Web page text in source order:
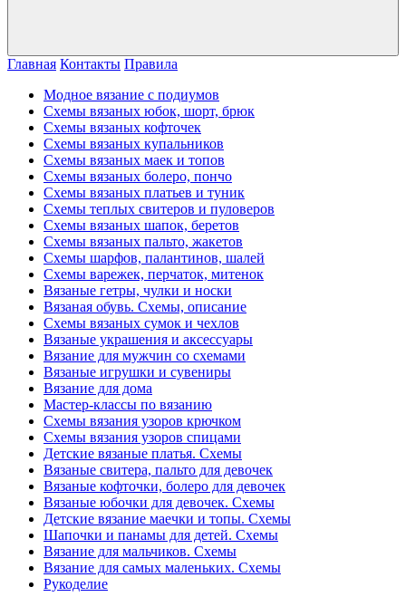
Главная Контакты Правила
Модное вязание с подиумов
Схемы вязаных юбок, шорт, брюк
Схемы вязаных кофточек
Схемы вязаных купальников
Схемы вязаных маек и топов
Схемы вязаных болеро, пончо
Схемы вязаных платьев и туник
Схемы теплых свитеров и пуловеров
Схемы вязаных шапок, беретов
Схемы вязаных пальто, жакетов
Схемы шарфов, палантинов, шалей
Схемы варежек, перчаток, митенок
Вязаные гетры, чулки и носки
Вязаная обувь. Схемы, описание
Схемы вязаных сумок и чехлов
Вязаные украшения и аксессуары
Вязание для мужчин со схемами
Вязаные игрушки и сувениры
Вязание для дома
Мастер-классы по вязанию
Схемы вязания узоров крючком
Схемы вязания узоров спицами
Детские вязаные платья. Схемы
Вязаные свитера, пальто для девочек
Вязаные кофточки, болеро для девочек
Вязаные юбочки для девочек. Схемы
Детские вязание маечки и топы. Схемы
Шапочки и панамы для детей. Схемы
Вязание для мальчиков. Схемы
Вязание для самых маленьких. Схемы
Рукоделие